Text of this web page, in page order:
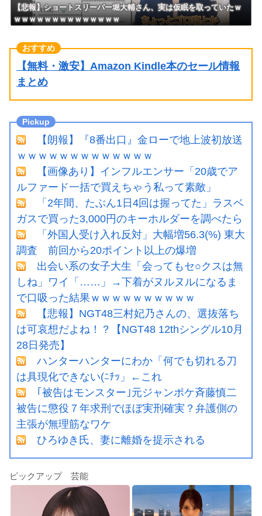
【悲報】ショートスリーパー堀大輔さん、実は仮眠を取っていたｗ
ｗｗｗｗｗｗｗｗｗｗｗｗｗｗ
【無料・激安】Amazon Kindle本のセール情報
まとめ
【朗報】『8番出口』金ローで地上波初放送
ｗｗｗｗｗｗｗｗｗｗｗｗｗ
【画像あり】インフルエンサー「20歳でア
ルファード一括で買えちゃう私って素敵」
「2年間、たぶん1日4回は握ってた」ラスベ
ガスで買った3,000円のキーホルダーを調べたら
「外国人受け入れ反対」大幅増56.3(%) 東大
調査 前回から20ポイント以上の爆増
出会い系の女子大生「会ってもセ○クスは無
しね」ワイ「……」→下着がヌルヌルになるま
で口吸った結果ｗｗｗｗｗｗｗｗｗｗ
【悲報】NGT48三村妃乃さんの、選抜落ち
は可哀想だよね！？【NGT48 12thシングル10月
28日発売】
ハンターハンターにわか「何でも切れる刀
は具現化できない(ﾆﾁｯ」←これ
｢被告はモンスター｣元ジャンポケ斉藤慎二
被告に懲役７年求刑でほぼ実刑確実？弁護側の
主張が無理筋なワケ
ひろゆき氏、妻に離婚を提示される
ピックアップ 芸能